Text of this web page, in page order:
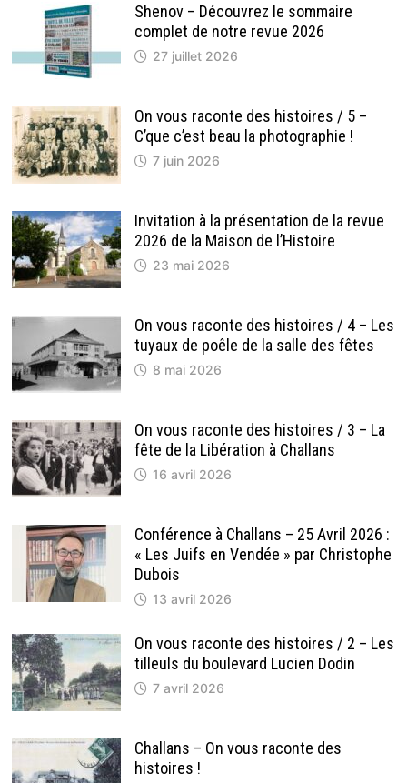
Shenov – Découvrez le sommaire
complet de notre revue 2026
27 juillet 2026
On vous raconte des histoires / 5 –
C’que c’est beau la photographie !
7 juin 2026
Invitation à la présentation de la revue
2026 de la Maison de l’Histoire
23 mai 2026
On vous raconte des histoires / 4 – Les
tuyaux de poêle de la salle des fêtes
8 mai 2026
On vous raconte des histoires / 3 – La
fête de la Libération à Challans
16 avril 2026
Conférence à Challans – 25 Avril 2026 :
« Les Juifs en Vendée » par Christophe
Dubois
13 avril 2026
On vous raconte des histoires / 2 – Les
tilleuls du boulevard Lucien Dodin
7 avril 2026
Challans – On vous raconte des
histoires !